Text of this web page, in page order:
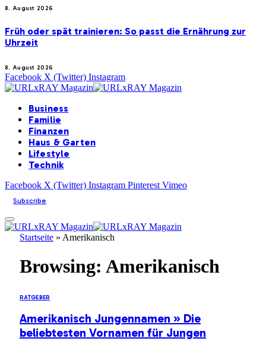
8. August 2026
Früh oder spät trainieren: So passt die Ernährung zur
Uhrzeit
8. August 2026
Facebook X (Twitter) Instagram
Business
Familie
Finanzen
Haus & Garten
Lifestyle
Technik
Facebook X (Twitter) Instagram Pinterest Vimeo
Subscribe
Startseite » Amerikanisch
Browsing: Amerikanisch
RATGEBER
Amerikanisch Jungennamen » Die
beliebtesten Vornamen für Jungen